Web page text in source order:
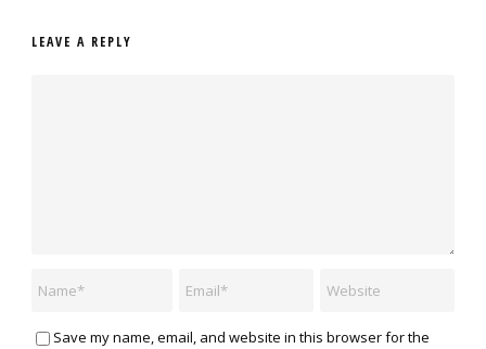
LEAVE A REPLY
Save my name, email, and website in this browser for the